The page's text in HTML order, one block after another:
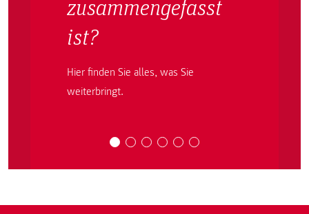
zusammengefasst
ist?
Hier finden Sie alles, was Sie
weiterbringt.